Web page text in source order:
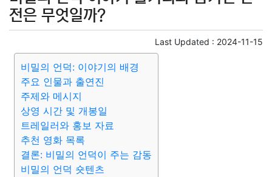
전은 무엇일까?
Last Updated : 2024-11-15
비밀의 언덕: 이야기의 배경
주요 인물과 출연진
주제와 메시지
상영 시간 및 개봉일
트레일러와 홍보 자료
추천 영화 목록
결론: 비밀의 언덕이 주는 감동
비밀의 언덕 숏텐츠